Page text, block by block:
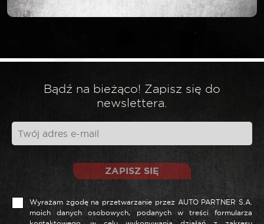
Wymagane pola są oznaczone
Bądź na bieżąco! Zapisz się do
newslettera.
ZAPISZ SIĘ
Wyrażam zgodę na przetwarzanie przez AUTO PARTNER S.A.
moich danych osobowych, podanych w treści formularza